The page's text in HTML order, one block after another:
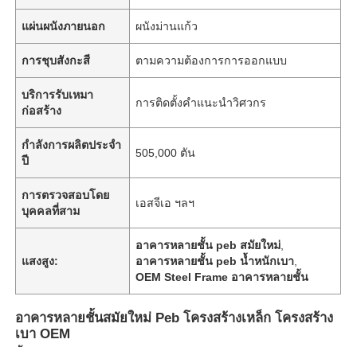
แผ่นผนังภายนอก ผนังม่านแก้ว
การชุบสังกะสี ตามความต้องการการออกแบบ
บริการรับเหมา
ก่อสร้าง
การติดตั้งคำแนะนำวิศวกร
กำลังการผลิตประจำ
ปี
505,000 ตัน
การตรวจสอบโดย
บุคคลที่สาม
เอสจีเอ ฯลฯ
แสงสูง:
อาคารหลายชั้น peb สมัยใหม่
อาคารหลายชั้น peb น้ำหนักเบา
OEM Steel Frame อาคารหลายชั้น
อาคารหลายชั้นสมัยใหม่ Peb โครงสร้างเหล็ก โครงสร้าง
เบา OEM